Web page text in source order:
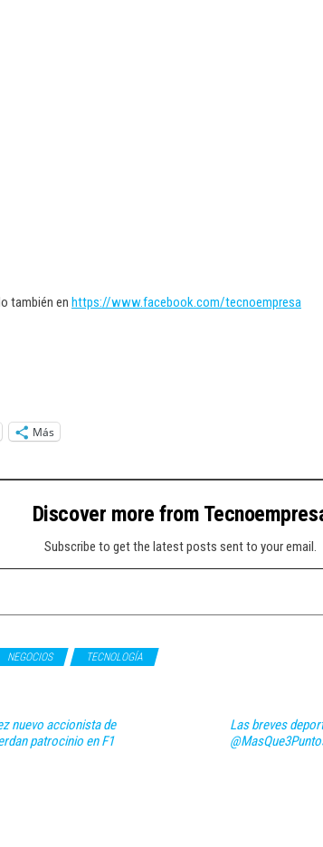
también en https://www.facebook.com/tecnoempresa
Más
Discover more from
Subscribe to get the latest posts sent to your email.
NEGOCIOS TECNOLOGÍA
nuevo accionista de
patrocinio en F1
Las breves